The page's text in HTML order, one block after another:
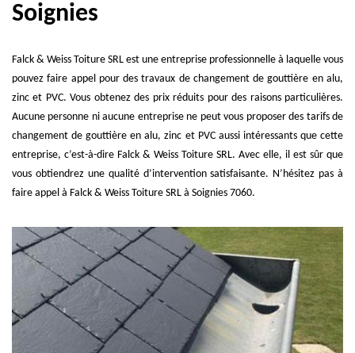
Soignies
Falck & Weiss Toiture SRL est une entreprise professionnelle à laquelle vous
pouvez faire appel pour des travaux de changement de gouttière en alu,
zinc et PVC. Vous obtenez des prix réduits pour des raisons particulières.
Aucune personne ni aucune entreprise ne peut vous proposer des tarifs de
changement de gouttière en alu, zinc et PVC aussi intéressants que cette
entreprise, c’est-à-dire Falck & Weiss Toiture SRL. Avec elle, il est sûr que
vous obtiendrez une qualité d’intervention satisfaisante. N’hésitez pas à
faire appel à Falck & Weiss Toiture SRL à Soignies 7060.